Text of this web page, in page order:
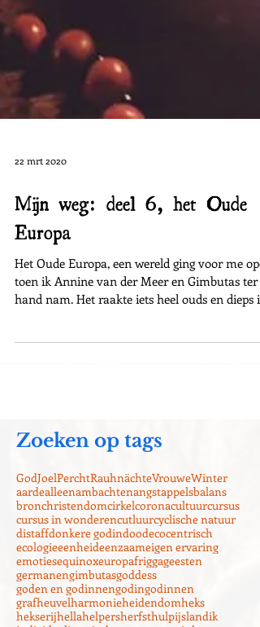
22 mrt 2020
Mijn weg: deel 6, het Oude
Europa
Het Oude Europa, een wereld ging voor me
Zoeken op tags
GodJoelPerchtRauhnächteVrouweWinter
aardealleenambachtenangstappelsbalans
bronchristendomcirkelcoronacultuurcursus
cursus in wonderencutluurcyclische natuur
distaffdonkere godindoodecocentrisch
ecologieeenheideenzaameigen ervaring
emotiesequinoxeuropafriggageesten
germanengimbutasgoddess
goden en godinnengodingodinnen